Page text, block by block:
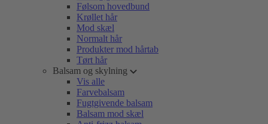
Følsom hovedbund
Krøllet hår
Mod skæl
Normalt hår
Produkter mod hårtab
Tørt hår
Balsam og skylning
Vis alle
Farvebalsam
Fugtgivende balsam
Balsam mod skæl